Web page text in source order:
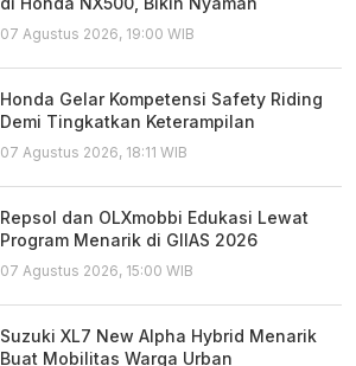
07 Agustus 2026, 19:00 WIB
Honda Gelar Kompetensi Safety Riding
Demi Tingkatkan Keterampilan
07 Agustus 2026, 18:11 WIB
Repsol dan OLXmobbi Edukasi Lewat
Program Menarik di GIIAS 2026
07 Agustus 2026, 15:00 WIB
Suzuki XL7 New Alpha Hybrid Menarik
Buat Mobilitas Warga Urban